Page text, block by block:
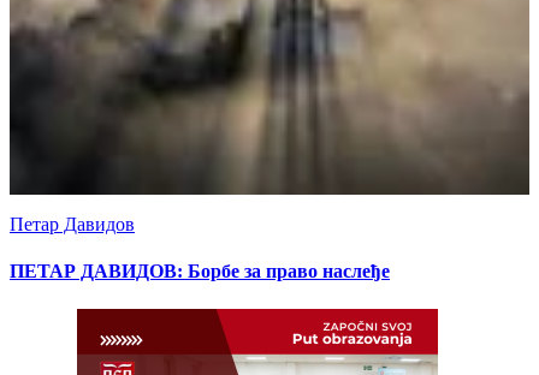
Петар Давидов
ПЕТАР ДАВИДОВ: Борбе за право наслеђе